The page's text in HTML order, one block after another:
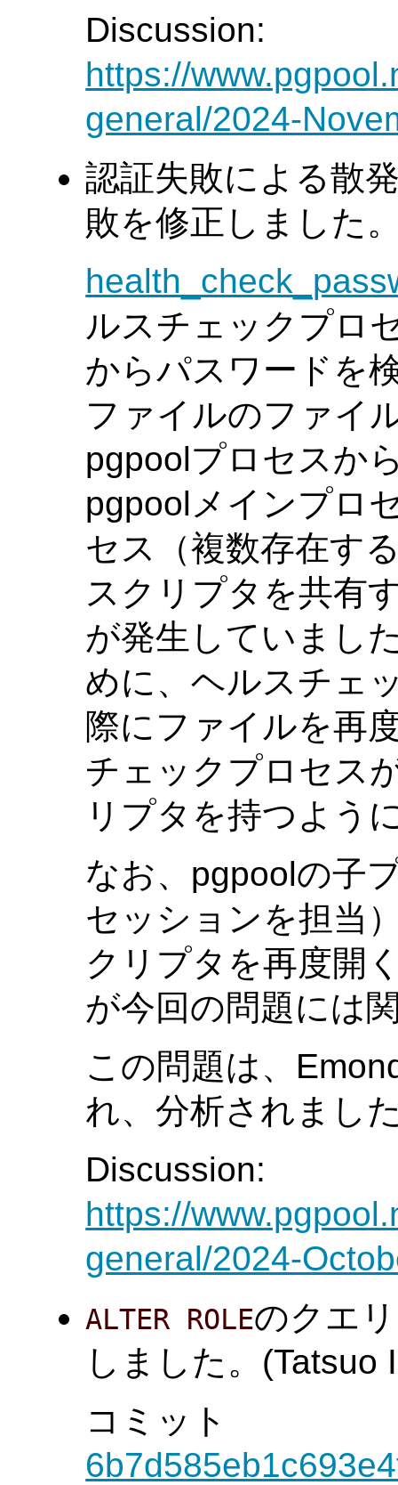
Discussion:
https://
general/2024-
認証失敗による散
敗を修正しました
ルスチェックプロ
からパスワードを
ファイルのファイ
pgpoolプロセスか
pgpoolメインプロ
セス（複数存在す
スクリプタを共有
が発生していまし
めに、ヘルスチェ
際にファイルを再
チェックプロセス
リプタを持つよう
なお、pgpoolの子
セッションを担当
クリプタを再度開
が今回の問題には
この問題は、
れ、分析されまし
Discussion:
https://
general/2024-
ALTER ROLEのクエ
しました。(Tatsuo
コミット